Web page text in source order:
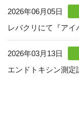
2026年06月05日
レバクリにて『アイ
2026年03月13日
エンドトキシン測